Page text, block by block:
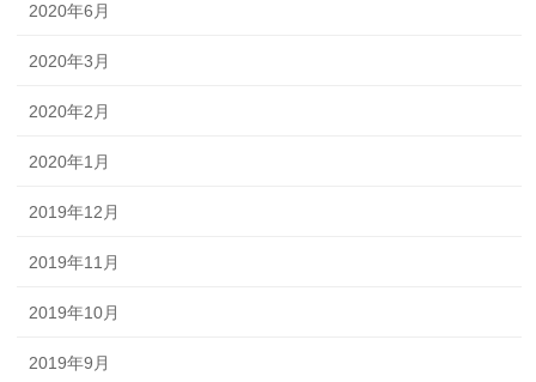
2020年6月
2020年3月
2020年2月
2020年1月
2019年12月
2019年11月
2019年10月
2019年9月